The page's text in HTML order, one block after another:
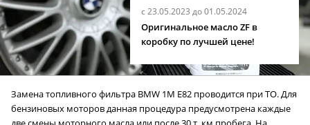
с 23.05.2023 до 01.05.2024
Оригинальное масло ZF в
коробку по лучшей цене!
Замена топливного фильтра BMW 1M E82 проводится при ТО. Для
бензиновых моторов данная процедура предусмотрена каждые